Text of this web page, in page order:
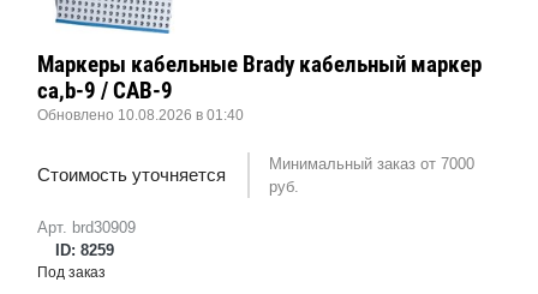
Арт. brd30909
ID: 8259
Маркеры кабельные Brady кабельный маркер
ca,b-9 / CAB-9
Обновлено 10.08.2026 в 01:40
Стоимость уточняется
Минимальный заказ от 7000
руб.
Под заказ